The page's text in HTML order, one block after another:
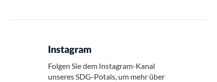
Instagram
Folgen Sie dem Instagram-Kanal
unseres SDG-Potals, um mehr über